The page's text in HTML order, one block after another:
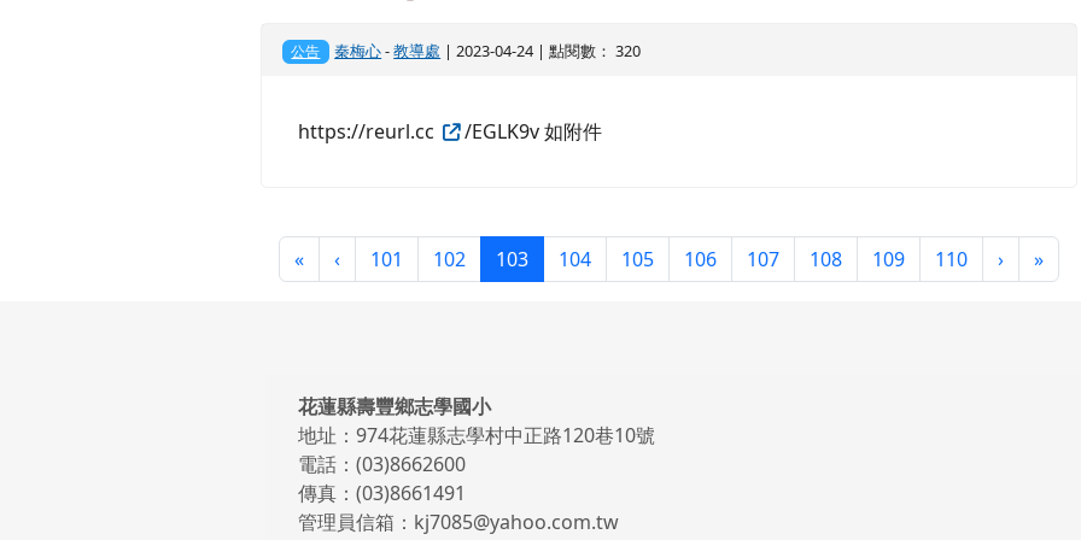
公告 秦梅心-教導處 | 2023-04-24 | 點閱數： 320
https://reurl.cc /EGLK9v 如附件
«第一頁
‹上一頁
101 102 103(目前頁次)
104 105 106 107 108 109 110 ›下一頁
»最
頁尾區域內容
花蓮縣壽豐鄉志學國小
地址：974花蓮縣志學村中正路120巷10號
電話：(03)8662600
傳真：(03)8661491
管理員信箱：kj7085@yahoo.com.tw